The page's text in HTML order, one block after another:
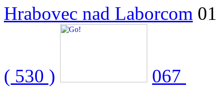
Hrabovec nad Laborcom
( 530 ) 067